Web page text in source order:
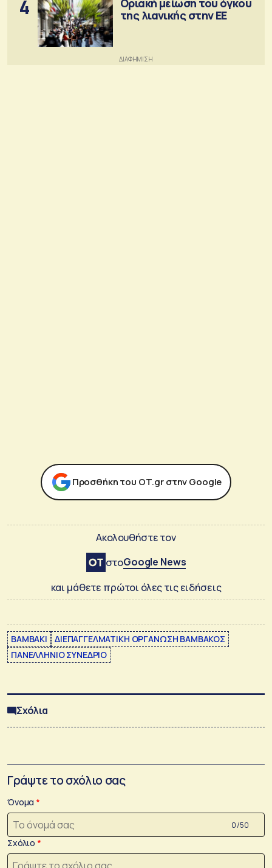
4
Οριακή μείωση του όγκου
της λιανικής στην ΕΕ
Προσθήκη του ΟΤ.gr στην Google
Ακολουθήστε τον
στοGoogle News
και μάθετε πρώτοι όλες τις ειδήσεις
ΒΑΜΒΑΚΙ
ΔΙΕΠΑΓΓΕΛΜΑΤΙΚΗ ΟΡΓΑΝΩΣΗ ΒΑΜΒΑΚΟΣ
ΠΑΝΕΛΛΗΝΙΟ ΣΥΝΕΔΡΙΟ
Σχόλια
Γράψτε το σχόλιο σας
Όνομα
0 /50
Σχόλιο